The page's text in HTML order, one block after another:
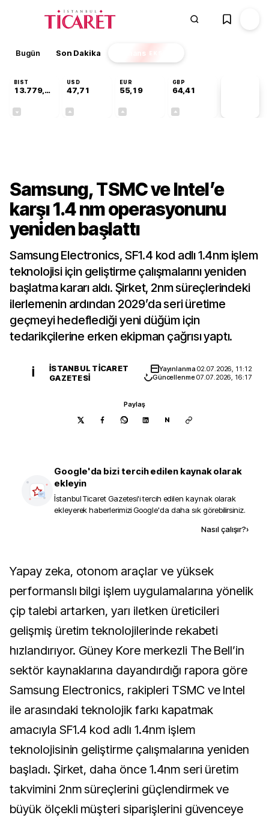
Bugün Son Dakika Finans EKSTRA
BIST
13.779,39
USD
47,71
EUR
55,19
GBP
64,41
Samsung, TSMC ve Intel’e
karşı 1.4 nm operasyonunu
yeniden başlattı
Samsung Electronics, SF1.4 kod adlı 1.4nm işlem
teknolojisi için geliştirme çalışmalarını yeniden
başlatma kararı aldı. Şirket, 2nm süreçlerindeki
ilerlemenin ardından 2029’da seri üretime
geçmeyi hedeflediği yeni düğüm için
tedarikçilerine erken ekipman çağrısı yaptı.
İ
İSTANBUL TICARET
GAZETESI
Yayınlanma02.07.2026, 11:12
Güncellenme07.07.2026, 16:17
Paylaş
N
Google'da bizi tercih edilen kaynak olarak
ekleyin
İstanbul Ticaret Gazetesi'i tercih edilen kaynak olarak
ekleyerek haberlerimizi Google'da daha sık görebilirsiniz.
Nasıl çalışır?›
Yapay zeka, otonom araçlar ve yüksek
performanslı bilgi işlem uygulamalarına yönelik
çip talebi artarken, yarı iletken üreticileri
gelişmiş üretim teknolojilerinde rekabeti
hızlandırıyor. Güney Kore merkezli The Bell’in
sektör kaynaklarına dayandırdığı rapora göre
Samsung Electronics, rakipleri TSMC ve Intel
ile arasındaki teknolojik farkı kapatmak
amacıyla SF1.4 kod adlı 1.4nm işlem
teknolojisinin geliştirme çalışmalarına yeniden
başladı. Şirket, daha önce 1.4nm seri üretim
takvimini 2nm süreçlerini güçlendirmek ve
büyük ölçekli müşteri siparişlerini güvenceye